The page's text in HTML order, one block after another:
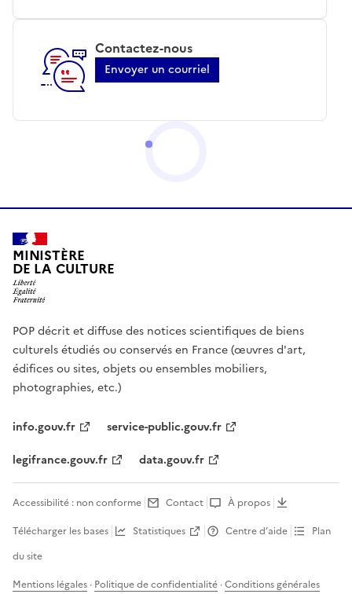
Contactez-nous
Envoyer un courriel
MINISTÈRE
DE LA CULTURE
POP décrit et diffuse des notices scientifiques de biens
culturels étudiés ou conservés en France (œuvres d'art,
édifices ou sites, objets ou ensembles mobiliers,
photographies, etc.)
info.gouv.fr
service-public.gouv.fr
legifrance.gouv.fr
data.gouv.fr
Accessibilité : non conforme Contact
À propos
Télécharger les bases
Statistiques Centre d’aide
Plan
du site
Mentions légales · Politique de confidentialité ·Conditions générales